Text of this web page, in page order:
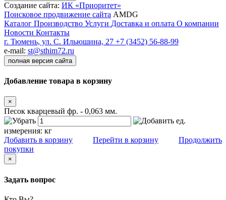
Создание сайта: ИК «Приоритет»
Поисковое продвижение сайта AMDG
Каталог Производство Услуги Доставка и оплата О компании
Новости Контакты
г. Тюмень, ул. С. Ильюшина, 27 +7 (3452) 56-88-99
e-mail: st@sthim72.ru
полная версия сайта
Добавление товара в корзину
×
Песок кварцевый фр. - 0,063 мм.
ед.
измерения: кг
Добавить в корзину
Перейти в корзину
Продолжить
покупки
×
Задать вопрос